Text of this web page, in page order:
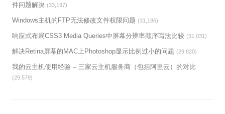
件问题解决 (33,197)
Windows主机的FTP无法修改文件权限问题 (31,186)
响应式布局CSS3 Media Queries中屏幕分辨率顺序写法比较 (31,031)
解决Retina屏幕的MAC上Photoshop显示比例过小的问题 (29,820)
我的云主机使用经验 – 三家云主机服务商（包括阿里云）的对比
(29,579)